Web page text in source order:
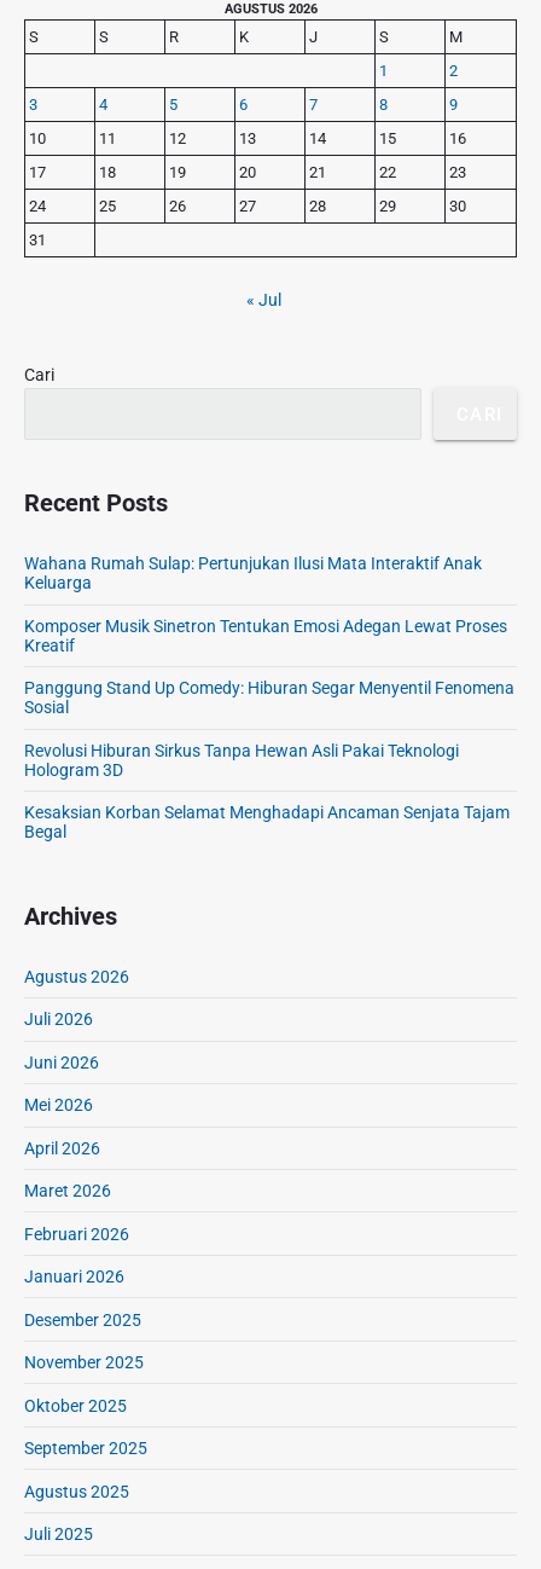
o
s
s
t
:
t
p
r
i
m
a
r
y
S
d
e
AGUSTUS 2026
S S R K J S
M
1
2
3
4 5 6 7 8
9
10
11 12 13 14 15
16
17
18 19 20 21 22
23
24
25 26 27 28 29
30
31
« Jul
Cari
Recent Posts
Wahana Rumah Sulap: Pertunjukan Ilusi Mata Interaktif Anak
Keluarga
Komposer Musik Sinetron Tentukan Emosi Adegan Lewat Proses
Kreatif
Panggung Stand Up Comedy: Hiburan Segar Menyentil Fenomena
Sosial
Revolusi Hiburan Sirkus Tanpa Hewan Asli Pakai Teknologi
Hologram 3D
Kesaksian Korban Selamat Menghadapi Ancaman Senjata Tajam
Begal
Archives
Agustus 2026
Juli 2026
Juni 2026
Mei 2026
April 2026
Maret 2026
Februari 2026
Januari 2026
Desember 2025
November 2025
Oktober 2025
September 2025
Agustus 2025
Juli 2025